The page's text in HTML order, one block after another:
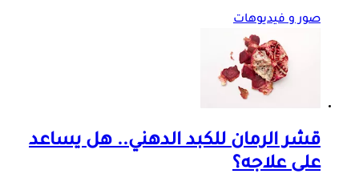
صور و فيديوهات
قشر الرمان للكبد الدهني.. هل يساعد
على علاجه؟